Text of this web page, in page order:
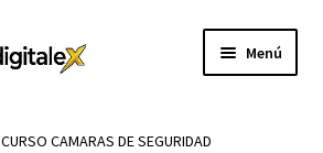
Menú
CURSO CAMARAS DE SEGURIDAD